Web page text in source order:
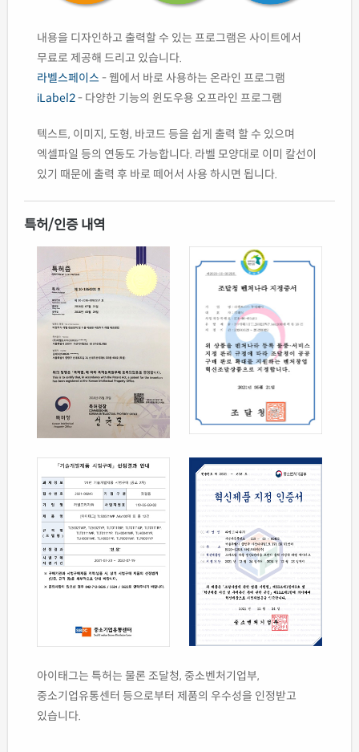
내용을 디자인하고 출력할 수 있는 프로그램은 사이트에서
무료로 제공해 드리고 있습니다.
라벨스페이스 - 웹에서 바로 사용하는 온라인 프로그램
iLabel2- 다양한 기능의 윈도우용 오프라인 프로그램
텍스트, 이미지, 도형, 바코드 등을 쉽게 출력 할 수 있으며
엑셀파일 등의 연동도 가능합니다. 라벨 모양대로 이미 칼선이
있기 때문에 출력 후 바로 떼어서 사용 하시면 됩니다.
특허/인증 내역
아이태그는 특허는 물론 조달청, 중소벤처기업부,
중소기업유통센터 등으로부터 제품의 우수성을 인정받고
있습니다.